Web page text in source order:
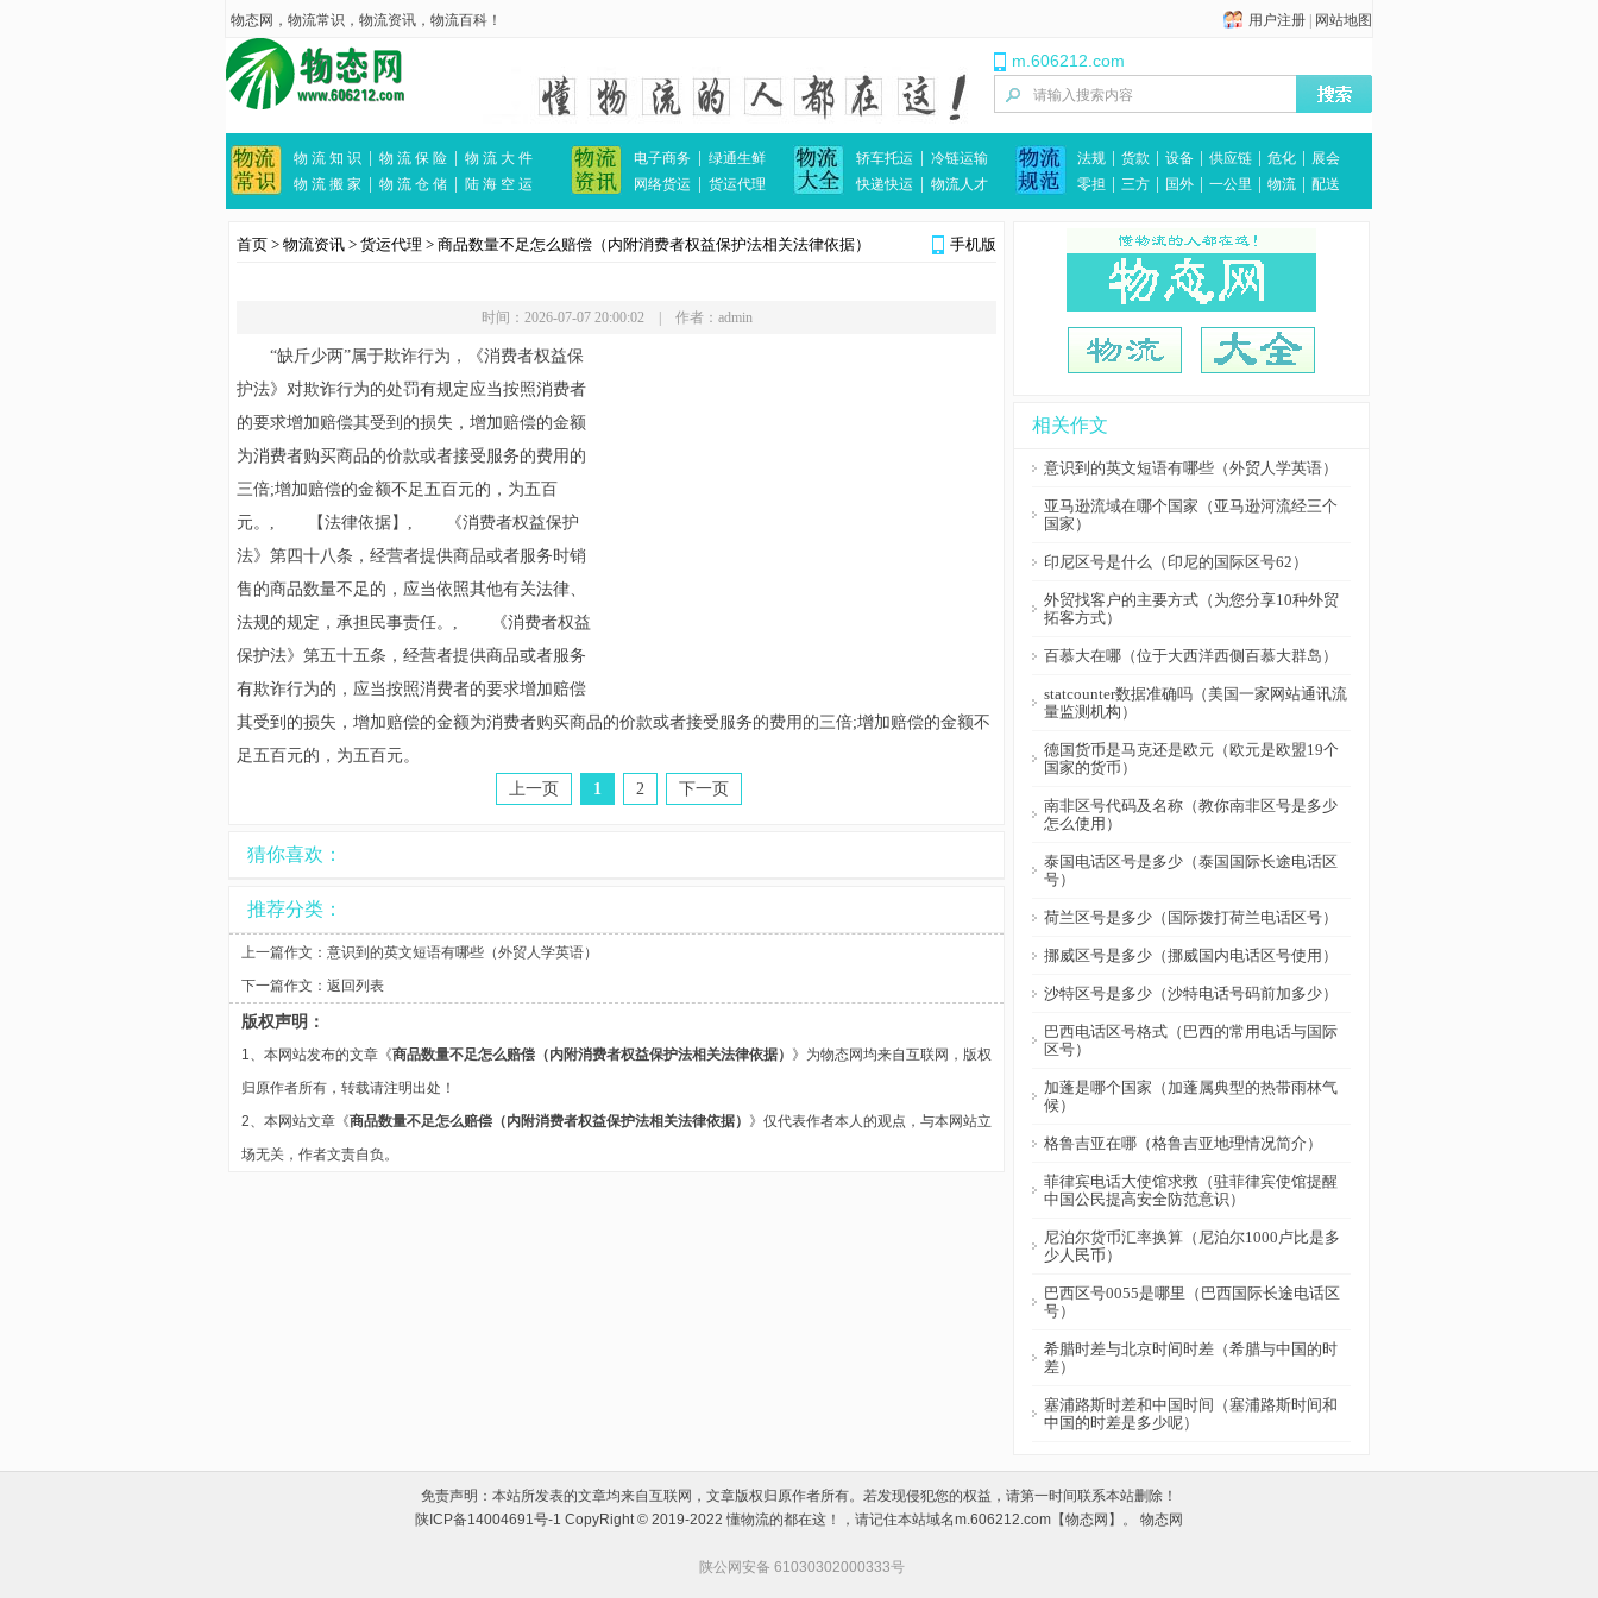
物态网 ， 物流常识 ， 物流资讯 ， 物流百科 ！ 用户注册 网站地图
m.606212.com
物 流 知 识 物 流 保 险
物 流 大 件
物 流 搬 家
物 流 仓 储 陆 海 空 运
电子商务
绿通生鲜
网络货运
货运代理
轿车托运
冷链运输
快递快运
物流人才
法规 货款 设备 供应链 危化
展会
零担
三方 国外 一公里 物流 配送
手机版
首页 > 物流资讯 > 货运代理 > 商品数量不足怎么赔偿（内附消费者权益保护法相关法律依据）
时间：2026-07-07 20:00:02 | 作者：admin
“缺斤少两”属于欺诈行为，《消费者权益保
护法》对欺诈行为的处罚有规定应当按照消费者
的要求增加赔偿其受到的损失，增加赔偿的金额
为消费者购买商品的价款或者接受服务的费用的
三倍;增加赔偿的金额不足五百元的，为五百
元。, 【法律依据】, 《消费者权益保护
法》第四十八条，经营者提供商品或者服务时销
售的商品数量不足的，应当依照其他有关法律、
法规的规定，承担民事责任。, 《消费者权益
保护法》第五十五条，经营者提供商品或者服务
有欺诈行为的，应当按照消费者的要求增加赔偿
其受到的损失，增加赔偿的金额为消费者购买商品的价款或者接受服务的费用的三倍;增加赔偿的金额不
足五百元的，为五百元。
上一页
1 2 下一页
猜你喜欢：
推荐分类：
上一篇作文： 意识到的英文短语有哪些（外贸人学英语）
下一篇作文： 返回列表
版权声明：
1、本网站发布的文章《商品数量不足怎么赔偿（内附消费者权益保护法相关法律依据） 》为物态网均来自互联网，版权
归原作者所有，转载请注明出处！
2、本网站文章《商品数量不足怎么赔偿（内附消费者权益保护法相关法律依据） 》仅代表作者本人的观点，与本网站立
场无关，作者文责自负。
相关作文
意识到的英文短语有哪些（外贸人学英语）
亚马逊流域在哪个国家（亚马逊河流经三个
国家）
印尼区号是什么（印尼的国际区号62）
外贸找客户的主要方式（为您分享10种外贸
拓客方式）
百慕大在哪（位于大西洋西侧百慕大群岛）
statcounter数据准确吗（美国一家网站通讯流
量监测机构）
德国货币是马克还是欧元（欧元是欧盟19个
国家的货币）
南非区号代码及名称（教你南非区号是多少
怎么使用）
泰国电话区号是多少（泰国国际长途电话区
号）
荷兰区号是多少（国际拨打荷兰电话区号）
挪威区号是多少（挪威国内电话区号使用）
沙特区号是多少（沙特电话号码前加多少）
巴西电话区号格式（巴西的常用电话与国际
区号）
加蓬是哪个国家（加蓬属典型的热带雨林气
候）
格鲁吉亚在哪（格鲁吉亚地理情况简介）
菲律宾电话大使馆求救（驻菲律宾使馆提醒
中国公民提高安全防范意识）
尼泊尔货币汇率换算（尼泊尔1000卢比是多
少人民币）
巴西区号0055是哪里（巴西国际长途电话区
号）
希腊时差与北京时间时差（希腊与中国的时
差）
塞浦路斯时差和中国时间（塞浦路斯时间和
中国的时差是多少呢）
免责声明：本站所发表的文章均来自互联网，文章版权归原作者所有。若发现侵犯您的权益，请第一时间联系本站删除！
陕ICP备14004691号-1 CopyRight © 2019-2022 懂物流的都在这！，请记住本站域名m.606212.com【物态网】。 物态网
陕公网安备 61030302000333号